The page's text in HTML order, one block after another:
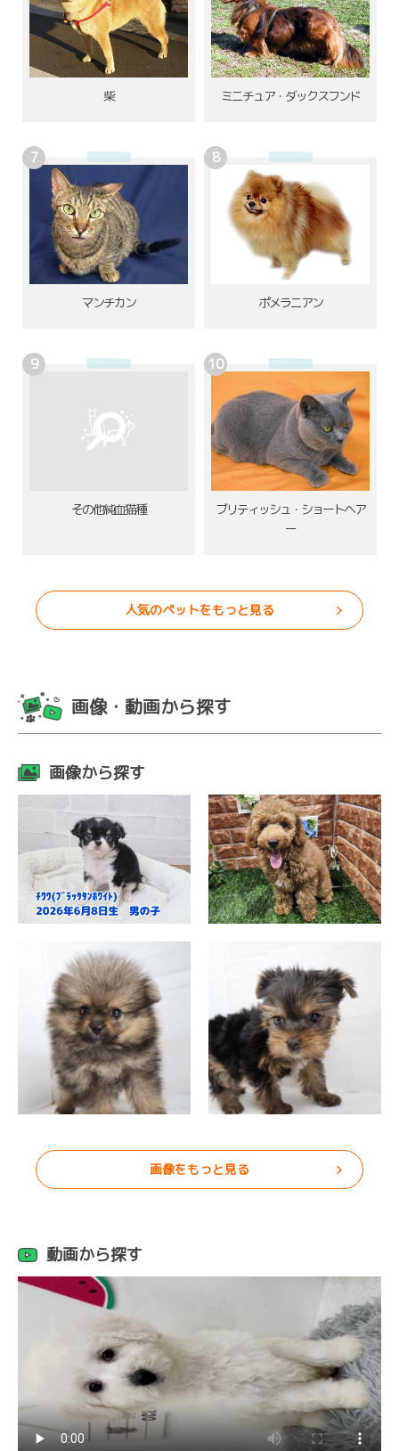
柴 ミニチュア・ダックスフンド
マンチカン ポメラニアン
その他純血猫種
ブリティッシュ・ショートヘア
ー
人気のペットをもっと見る
画像・動画から探す
画像から探す
画像をもっと見る
動画から探す